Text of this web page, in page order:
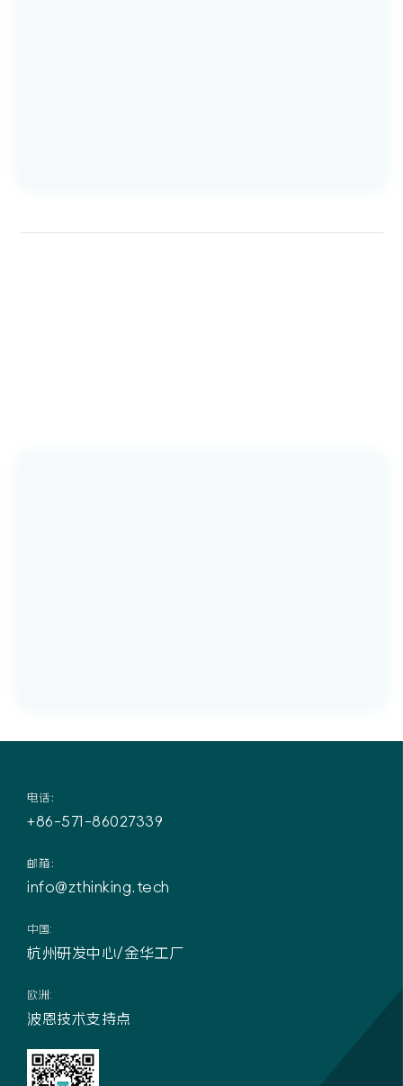
电话：
+86-571-86027339
邮箱：
info@zthinking.tech
中国:
杭州研发中心/金华工厂
欧洲:
波恩技术支持点